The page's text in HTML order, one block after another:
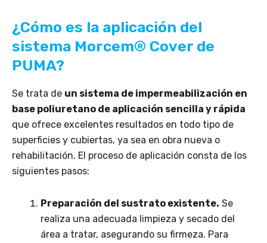
¿Cómo es la aplicación del
sistema Morcem® Cover de
PUMA?
Se trata de un sistema de impermeabilización en
base poliuretano de aplicación sencilla y rápida
que ofrece excelentes resultados en todo tipo de
superficies y cubiertas, ya sea en obra nueva o
rehabilitación. El proceso de aplicación consta de los
siguientes pasos:
Preparación del sustrato existente. Se
realiza una adecuada limpieza y secado del
área a tratar, asegurando su firmeza. Para